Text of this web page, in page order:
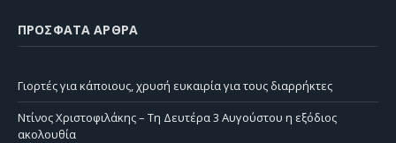
ΠΡΌΣΦΑΤΑ ΆΡΘΡΑ
Γιορτές για κάποιους, χρυσή ευκαιρία για τους διαρρήκτες
Ντίνος Χριστοφιλάκης – Τη Δευτέρα 3 Αυγούστου η εξόδιος
ακολουθία